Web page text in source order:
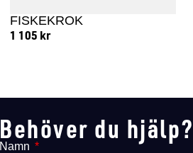
FISKEKROK
1 105 kr
Behöver du hjälp?
Namn